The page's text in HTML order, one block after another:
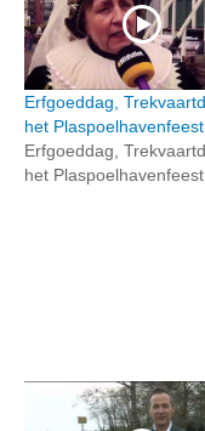
Erfgoeddag,
het Plaspoelhavenfeest
Erfgoeddag,
het Plaspoelhavenfeest